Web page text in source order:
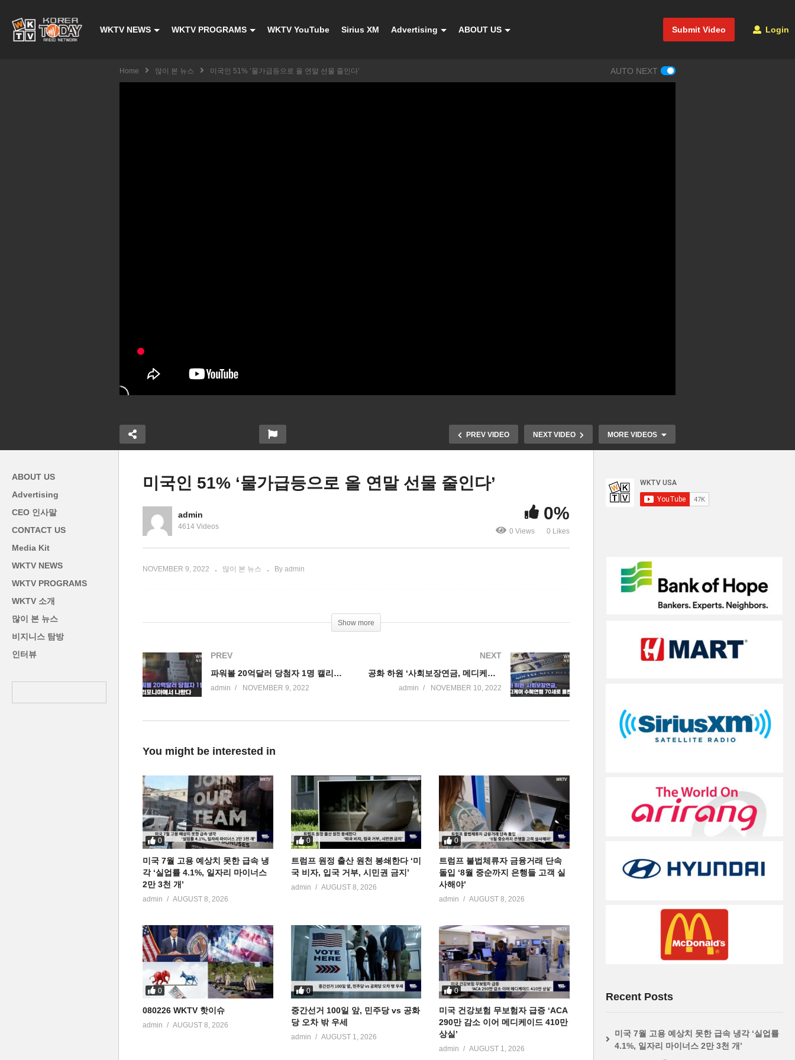
Submit Video Login
WKTV NEWS WKTV PROGRAMS WKTV YouTube Sirius XM Advertising ABOUT US
Home 많이 본 뉴스 미국인 51% ‘물가급등으로 올 연말 선물 줄인다’ AUTO NEXT
PREV VIDEO NEXT VIDEO MORE VIDEOS
갈수록 거
미국 10월 CPI 소비자 물가
7.7%로 대폭 완화됐다 ‘물가
차기 하원의장 맥카시 확실, 공
ABOUT US
Advertising
CEO 인사말
CONTACT US
Media Kit
WKTV NEWS
WKTV PROGRAMS
WKTV 소개
많이 본 뉴스
비지니스 탐방
인터뷰
미국인 51% ‘물가급등으로 올 연말 선물 줄인다’
admin
4614 Videos
0%
0 Views 0 Likes
NOVEMBER 9, 2022 많이 본 뉴스 By admin
Show more
PREV
파워볼 20억달러 당첨자 1명 캘리포니아에서 나왔다
admin NOVEMBER 9, 2022
NEXT
공화 하원 ‘사회보장연금, 메디케어 수혜연령 70세로 올린다’
admin NOVEMBER 10, 2022
You might be interested in
0
미국 7월 고용 예상치 못한 급속 냉
각 ‘실업률 4.1%, 일자리 마이너스
2만 3천 개’
admin AUGUST 8, 2026
0
트럼프 원정 출산 원천 봉쇄한다 ‘미
국 비자, 입국 거부, 시민권 금지’
admin AUGUST 8, 2026
0
트럼프 불법체류자 금융거래 단속
돌입 ‘8월 중순까지 은행들 고객 실
사해야’
admin AUGUST 8, 2026
0
080226 WKTV 핫이슈
admin AUGUST 8, 2026
0
중간선거 100일 앞, 민주당 vs 공화
당 오차 밖 우세
admin AUGUST 1, 2026
0
미국 건강보험 무보험자 급증 ‘ACA
290만 감소 이어 메디케이드 410만
상실’
admin AUGUST 1, 2026
Recent Posts
미국 7월 고용 예상치 못한 급속 냉각 ‘실업률
4.1%, 일자리 마이너스 2만 3천 개’